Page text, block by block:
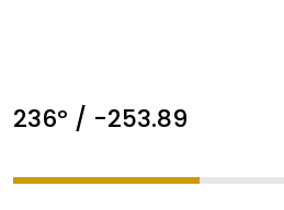
236º / -253.89